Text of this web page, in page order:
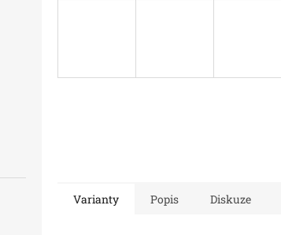
Varianty Popis Diskuze